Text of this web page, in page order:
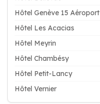
Hôtel Genève 15 Aéroport
Hôtel Les Acacias
Hôtel Meyrin
Hôtel Chambésy
Hôtel Petit-Lancy
Hôtel Vernier